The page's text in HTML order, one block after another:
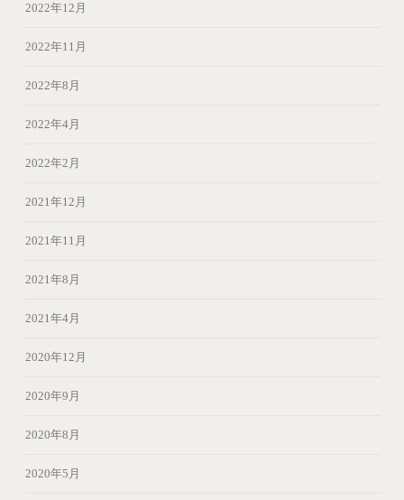
2022年12月
2022年11月
2022年8月
2022年4月
2022年2月
2021年12月
2021年11月
2021年8月
2021年4月
2020年12月
2020年9月
2020年8月
2020年5月